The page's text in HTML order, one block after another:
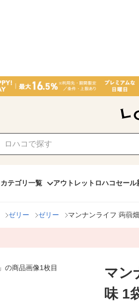
カテゴリ一覧 アウトレット ロハコセール
ゼリー ゼリー マンナンライフ 蒟蒻
マン
味 1